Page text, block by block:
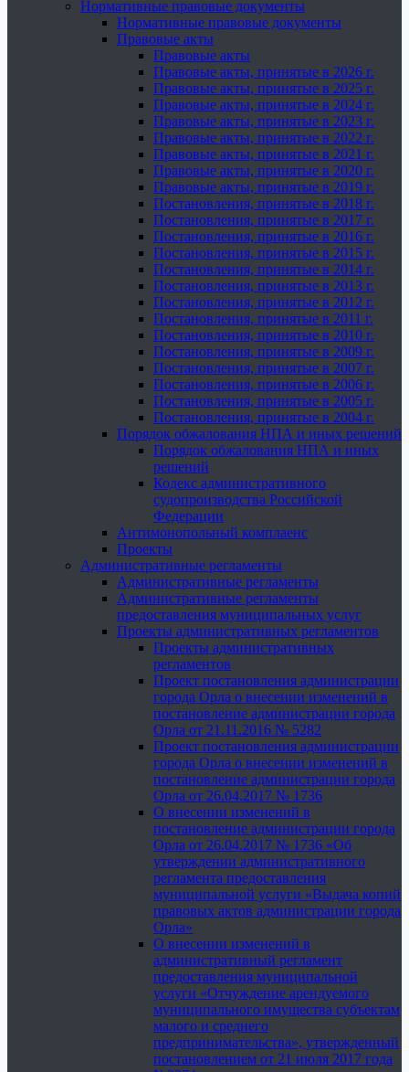
Нормативные правовые документы
Нормативные правовые документы
Правовые акты
Правовые акты
Правовые акты, принятые в 2026 г.
Правовые акты, принятые в 2025 г.
Правовые акты, принятые в 2024 г.
Правовые акты, принятые в 2023 г.
Правовые акты, принятые в 2022 г.
Правовые акты, принятые в 2021 г.
Правовые акты, принятые в 2020 г.
Правовые акты, принятые в 2019 г.
Постановления, принятые в 2018 г.
Постановления, принятые в 2017 г.
Постановления, принятые в 2016 г.
Постановления, принятые в 2015 г.
Постановления, принятые в 2014 г.
Постановления, принятые в 2013 г.
Постановления, принятые в 2012 г.
Постановления, принятые в 2011 г.
Постановления, принятые в 2010 г.
Постановления, принятые в 2009 г.
Постановления, принятые в 2007 г.
Постановления, принятые в 2006 г.
Постановления, принятые в 2005 г.
Постановления, принятые в 2004 г.
Порядок обжалования НПА и иных решений
Порядок обжалования НПА и иных
решений
Кодекс административного
судопроизводства Российской
Федерации
Антимонопольный комплаенс
Проекты
Административные регламенты
Административные регламенты
Административные регламенты
предоставления муниципальных услуг
Проекты административных регламентов
Проекты административных
регламентов
Проект постановления администрации
города Орла о внесении изменений в
постановление администрации города
Орла от 21.11.2016 № 5282
Проект постановления администрации
города Орла о внесении изменений в
постановление администрации города
Орла от 26.04.2017 № 1736
О внесении изменений в
постановление администрации города
Орла от 26.04.2017 № 1736 «Об
утверждении административного
регламента предоставления
муниципальной услуги «Выдача копий
правовых актов администрации города
Орла»
О внесении изменений в
административный регламент
предоставления муниципальной
услуги «Отчуждение арендуемого
муниципального имущества субъектам
малого и среднего
предпринимательства», утвержденный
постановлением от 21 июля 2017 года